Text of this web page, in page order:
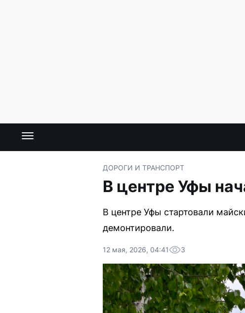
ДОРОГИ И ТРАНСПОРТ
В центре Уфы
В центре Уфы стартовали
демонтировали.
12 мая, 2026, 04:41 3